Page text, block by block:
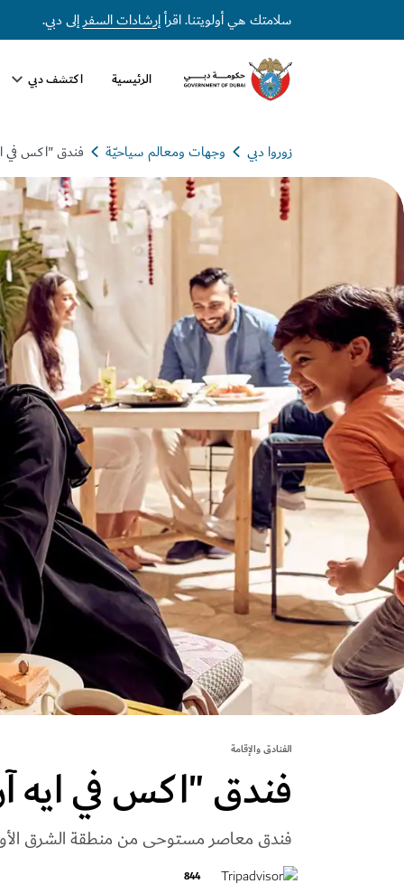
سلامتك هي أولويتنا. اقرأإرشادات السفرإلى دبي.
الرئيسية اكتشف دبي
زوروا دبي وجهات ومعالم سياحيّة فندق "اكس في
الفنادق والإقامة
فندق "اكس في ايه
فندق معاصر مستوحى من منطقة الشرق
844